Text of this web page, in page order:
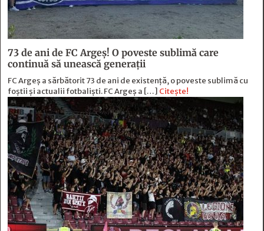
73 de ani de FC Argeş! O poveste sublimă care
continuă să unească generaţii
FC Argeș a sărbătorit 73 de ani de existență, o poveste sublimă cu
foștii și actualii fotbaliști. FC Argeș a […] Citește!